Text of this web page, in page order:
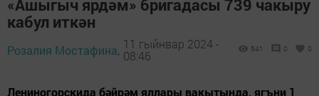
«Ашыгыч ярдәм» бригадасы 739 чакыру
кабул иткән
Розалия Мостафина, 11 гыйнвар 2024 -
08:46
541 0 0
Лениногорскида бәйрәм яллары вакытында, ягъни 1